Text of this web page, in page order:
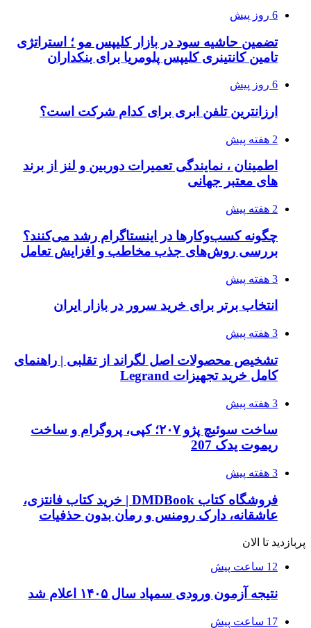
6 روز پیش
تضمین حاشیه سود در بازار کلیپس مو ؛ استراتژی
تامین کانتینری کلیپس پلومریا برای بنکداران
6 روز پیش
ارزانترین تلفن ابری برای کدام شرکت است؟
2 هفته پیش
اطمینان ، نمایندگی تعمیرات دوربین و لنز از برند
های معتبر جهانی
2 هفته پیش
چگونه کسب‌وکارها در اینستاگرام رشد می‌کنند؟
بررسی روش‌های جذب مخاطب و افزایش تعامل
3 هفته پیش
انتخاب برتر برای خرید سرور در بازار ایران
3 هفته پیش
تشخیص محصولات اصل لگراند از تقلبی | راهنمای
کامل خرید تجهیزات Legrand
3 هفته پیش
ساخت سوئیچ پژو ۲۰۷؛ کپی، پروگرام و ساخت
ریموت یدک 207
3 هفته پیش
فروشگاه کتاب DMDBook | خرید کتاب فانتزی،
عاشقانه، دارک رومنس و رمان بدون حذفیات
پربازدید تا الان
12 ساعت پیش
نتیجه آزمون ورودی سمپاد سال ۱۴۰۵ اعلام شد
17 ساعت پیش